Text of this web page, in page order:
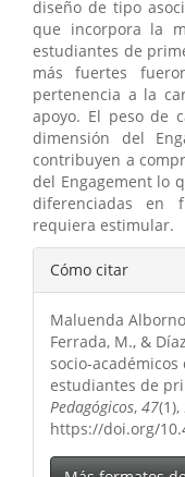
diseño de tipo
que incorpora la
estudiantes de
más fuertes
pertenencia a la
apoyo. El peso de
dimensión del
contribuyen a
del Engagement lo
diferenciadas en
requiera estimular.
Detalles
del
artículo
Cómo citar
Maluenda
Ferrada, M., &
socio-
estudiantes de
Pedagógicos, 47(1),
https://doi.org/